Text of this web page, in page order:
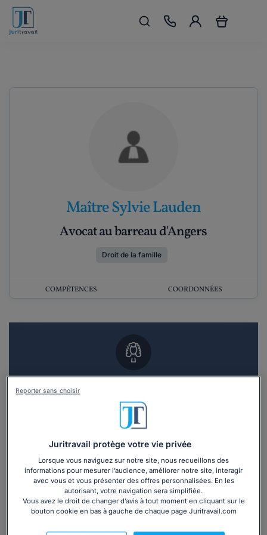
Maître Sylvie Lauden
Avocat au barreau d'Angers
Droit de la famille
COMPÉTENCES COORDONNÉES
Vous souhaitez un RDV en cabinet avec un
avocat ?
Recevoir des devis d'avocats
3 devis en 48h
Juritravail protège votre vie privée
Lorsque vous naviguez sur notre site, nous recueillons des
informations pour mesurer l’audience, améliorer notre site, interagir
avec vous et vous présenter des offres personnalisées. En les
autorisant, votre navigation sera simplifiée.
Vous avez le droit de changer d’avis à tout moment en cliquant sur le
bouton cookie en bas à gauche de chaque page Juritravail.com
Reporter sans choisir